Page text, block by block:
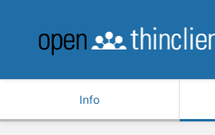
Info